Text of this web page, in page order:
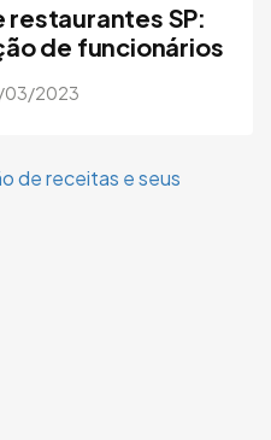
restaurantes SP:
de funcionários
03/2023